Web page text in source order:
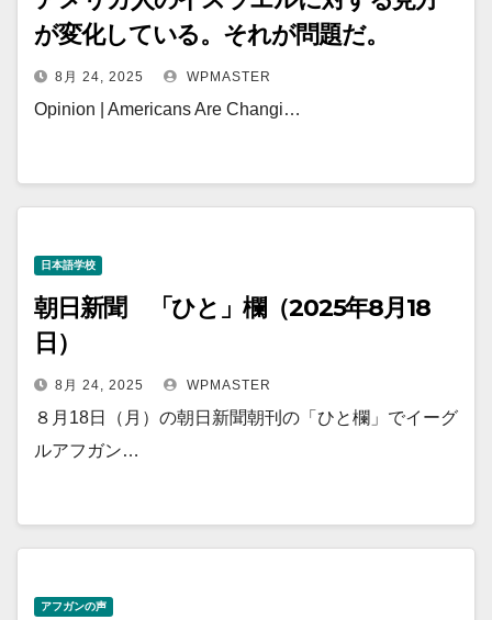
が変化している。それが問題だ。
8月 24, 2025 WPMASTER
Opinion | Americans Are Changi…
日本語学校
朝日新聞 「ひと」欄（2025年8月18
日）
8月 24, 2025 WPMASTER
８月18日（月）の朝日新聞朝刊の「ひと欄」でイーグ
ルアフガン…
アフガンの声